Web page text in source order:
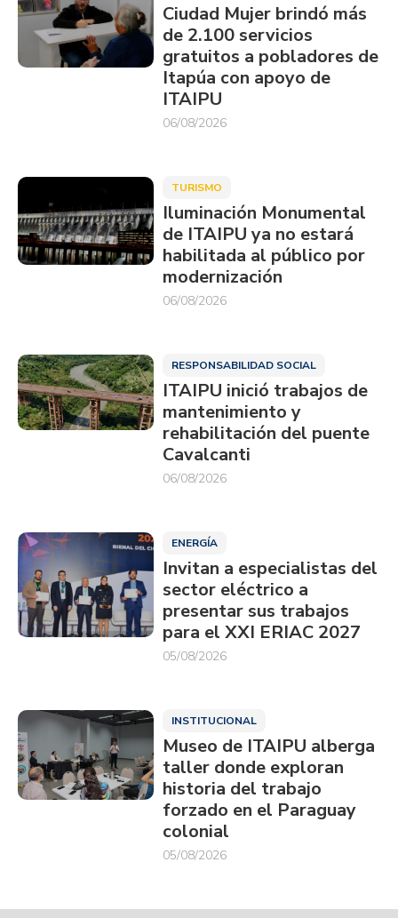
Ciudad Mujer brindó más
de 2.100 servicios
gratuitos a pobladores de
Itapúa con apoyo de
ITAIPU
06/08/2026
TURISMO
Iluminación Monumental
de ITAIPU ya no estará
habilitada al público por
modernización
06/08/2026
RESPONSABILIDAD SOCIAL
ITAIPU inició trabajos de
mantenimiento y
rehabilitación del puente
Cavalcanti
06/08/2026
ENERGÍA
Invitan a especialistas del
sector eléctrico a
presentar sus trabajos
para el XXI ERIAC 2027
05/08/2026
INSTITUCIONAL
Museo de ITAIPU alberga
taller donde exploran
historia del trabajo
forzado en el Paraguay
colonial
05/08/2026